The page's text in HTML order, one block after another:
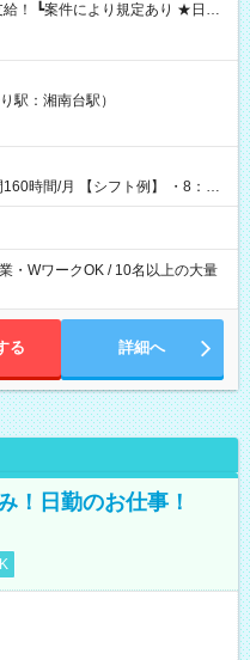
の日に現金GET♪ お仕事後はコ
す！ 【試用期間】試
駅：湘南台駅）
ト例】 ・8：00
・WワークOK / 10名以上の大量
る 詳細へ
！日勤のお仕事！